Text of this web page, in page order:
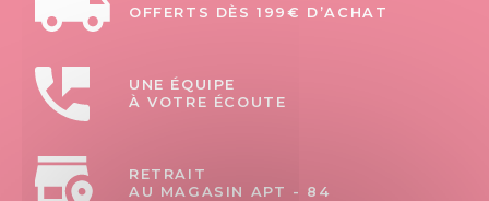
OFFERTS DÈS 199€ D’ACHAT
UNE ÉQUIPE
À VOTRE ÉCOUTE
RETRAIT
AU MAGASIN APT - 84